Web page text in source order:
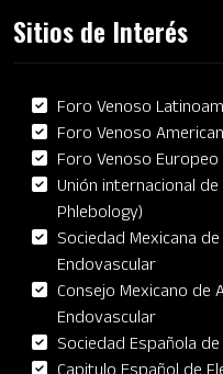
Sitios de Interés
Foro Venoso
Foro Venoso
Foro Venoso
Unión internacional
Phlebology)
Sociedad Mexicana
Endovascular
Consejo Mexicano de
Endovascular
Sociedad Española